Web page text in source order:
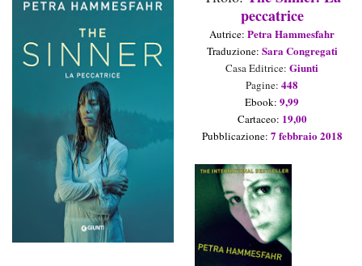
peccatrice
Autrice: Petra Hammesfahr
Traduzione: Sara Congregati
Casa Editrice:Giunti
Pagine:448
Ebook: 9,99
Cartaceo: 19,00
Pubblicazione: 7 febbraio2018